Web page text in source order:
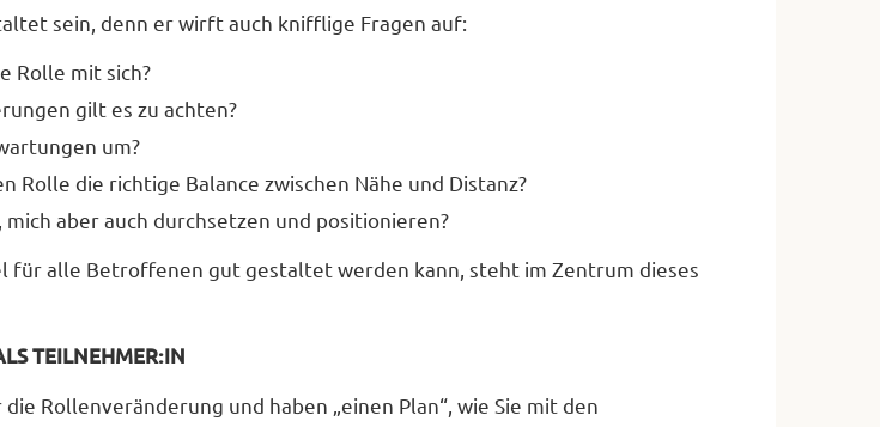
sein, denn er wirft auch knifflige Fragen auf:
Rolle mit sich?
gilt es zu achten?
um?
Rolle die richtige Balance zwischen Nähe und Distanz?
aber auch durchsetzen und positionieren?
für alle Betroffenen gut gestaltet werden kann, steht im Zentrum dieses
TEILNEHMER:IN
Rollenveränderung und haben „einen Plan“, wie Sie mit den